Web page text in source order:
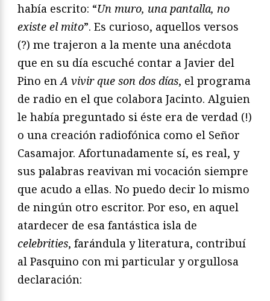
había escrito: “Un muro, una pantalla, no
existe el mito”. Es curioso, aquellos versos
(?) me trajeron a la mente una anécdota
que en su día escuché contar a Javier del
Pino en A vivir que son dos días, el programa
de radio en el que colabora Jacinto. Alguien
le había preguntado si éste era de verdad (!)
o una creación radiofónica como el Señor
Casamajor. Afortunadamente sí, es real, y
sus palabras reavivan mi vocación siempre
que acudo a ellas. No puedo decir lo mismo
de ningún otro escritor. Por eso, en aquel
atardecer de esa fantástica isla de
celebrities, farándula y literatura, contribuí
al Pasquino con mi particular y orgullosa
declaración: